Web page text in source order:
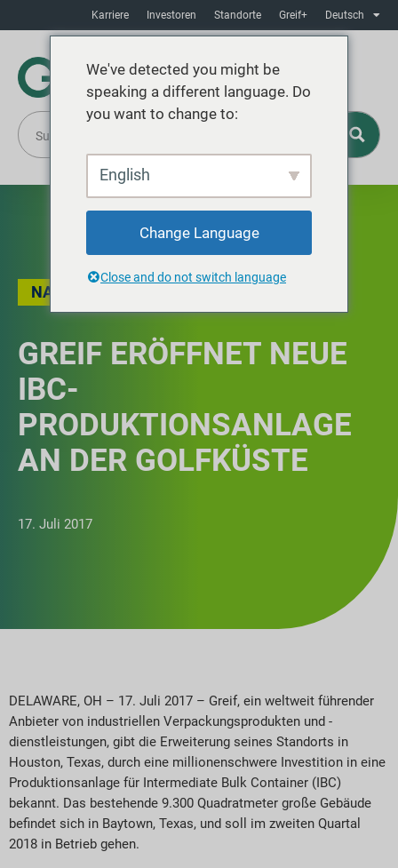
Karriere Investoren Standorte Greif+ Deutsch
NACHRICHT
GREIF ERÖFFNET NEUE
IBC-
PRODUKTIONSANLAGE
AN DER GOLFKÜSTE
17. Juli 2017
DELAWARE, OH – 17. Juli 2017 – Greif, ein weltweit führender
Anbieter von industriellen Verpackungsprodukten und -
dienstleistungen, gibt die Erweiterung seines Standorts in
Houston, Texas, durch eine millionenschwere Investition in eine
Produktionsanlage für Intermediate Bulk Container (IBC)
bekannt. Das bestehende 9.300 Quadratmeter große Gebäude
befindet sich in Baytown, Texas, und soll im zweiten Quartal
2018 in Betrieb gehen.
We've detected you might be
speaking a different language. Do
you want to change to:
English
Change Language
Close and do not switch language